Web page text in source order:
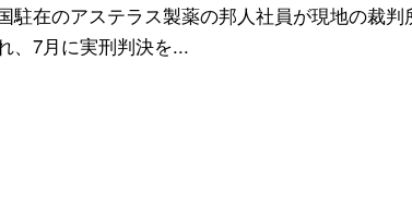
駐在のアステラス製薬の邦人社員が現地の裁
、7月に実刑判決を...